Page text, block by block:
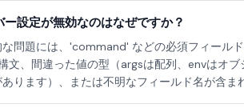
ー設定が無効なのはなぜですか？
問題には、'command' などの必須フィール
文、間違った値の型（argsは配列、envはオブ
ります）、または不明なフィールド名が含ま